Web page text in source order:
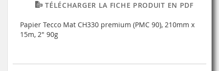
TÉLÉCHARGER LA FICHE PRODUIT EN PDF
Papier Tecco Mat CH330 premium (PMC 90), 210mm x
15m, 2" 90g